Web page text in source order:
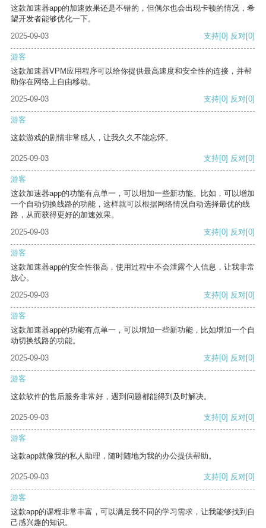
这款加速器app的加速效果还是不错的，但偶尔也会出现卡顿的情况，希
望开发者能够优化一下。
2025-09-03
支持[0] 反对[0]
游客
这款加速器VPM应用程序可以给你提供最高速度和安全性的连接，并帮
助你在网络上自由移动。
2025-09-03
支持[0] 反对[0]
游客
这款游戏的剧情非常感人，让我久久不能忘怀。
2025-09-03 支持[0] 反对[0]
游客
这款加速器app的功能有点单一，可以增加一些新功能。比如，可以增加
一个自动切换线路的功能，这样就可以根据网络情况自动选择最优的线
路，从而获得更好的加速效果。
2025-09-03
支持[0] 反对[0]
游客
这款加速器app的安全性很高，使用过程中不会泄露个人信息，让我非常
放心。
2025-09-03
支持[0] 反对[0]
游客
这款加速器app的功能有点单一，可以增加一些新功能，比如增加一个自
动切换线路的功能。
2025-09-03
支持[0] 反对[0]
游客
这款软件的售后服务非常好，遇到问题都能得到及时解决。
2025-09-03 支持[0] 反对[0]
游客
这款app就像我的私人助理，随时随地为我的办公提供帮助。
2025-09-03 支持[0] 反对[0]
游客
这款app的课程非常丰富，可以满足我不同的学习需求，让我能够找到自
己感兴趣的知识。